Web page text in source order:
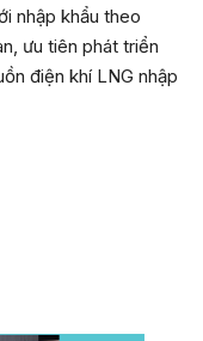
nhập khẩu theo
ưu tiên phát triển
điện khí LNG nhập